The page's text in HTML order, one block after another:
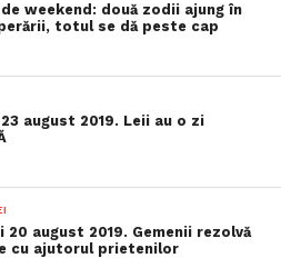
weekend: două zodii ajung în
totul se dă peste cap
august 2019. Leii au o zi
august 2019. Gemenii rezolvă
cu ajutorul prietenilor